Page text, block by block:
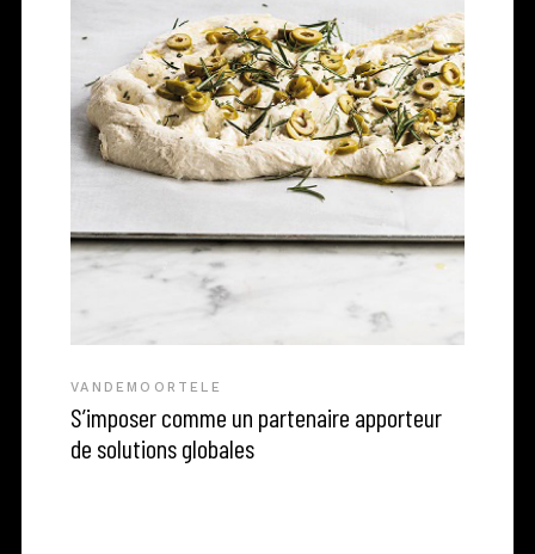
VANDEMOORTELE
S’imposer comme un partenaire apporteur
de solutions globales